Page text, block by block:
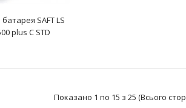
літій-тіонілхлоридний Li-SOCL2 елемент жи..
батарея SAFT LS
plus C STD
Показано 1 по 15 з 25 (Всього